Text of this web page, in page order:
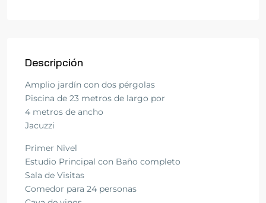
Descripción
Amplio jardín con dos pérgolas
Piscina de 23 metros de largo por
4 metros de ancho
Jacuzzi
Primer Nivel
Estudio Principal con Baño completo
Sala de Visitas
Comedor para 24 personas